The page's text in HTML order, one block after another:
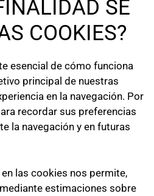
SE
COOKIES?
esencial de cómo funciona
principal de nuestras
en la navegación. Por
recordar sus preferencias
la navegación y en futuras
las cookies nos permite,
estimaciones sobre